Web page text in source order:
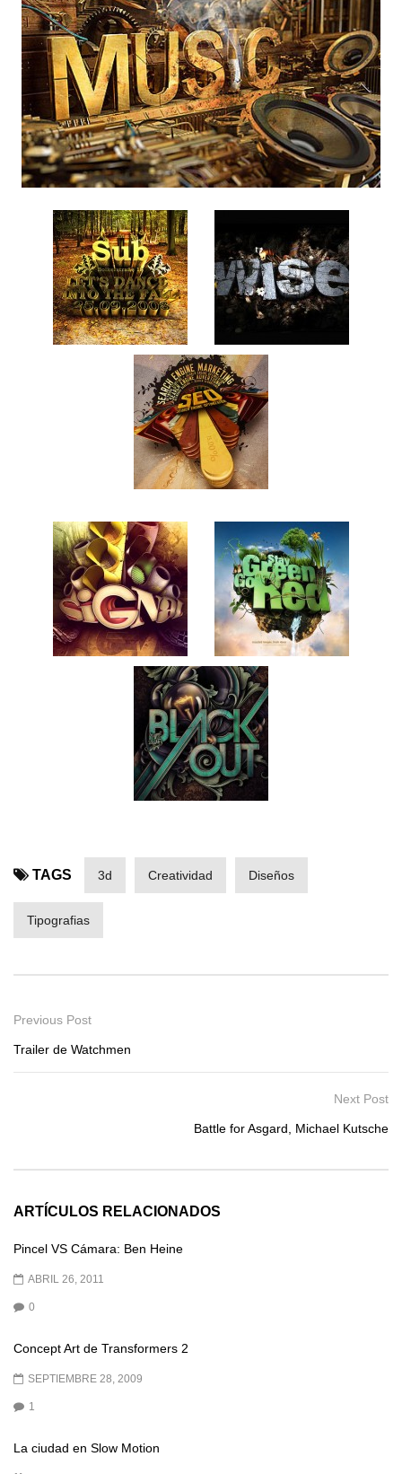
TAGS 3d Creatividad Diseños
Tipografias
Previous Post
Trailer de Watchmen
Next Post
Battle for Asgard, Michael Kutsche
ARTÍCULOS RELACIONADOS
Pincel VS Cámara: Ben Heine
ABRIL 26, 2011
0
Concept Art de Transformers 2
SEPTIEMBRE 28, 2009
1
La ciudad en Slow Motion